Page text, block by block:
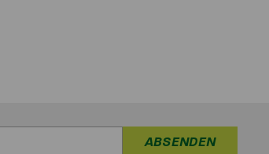
ABSENDEN